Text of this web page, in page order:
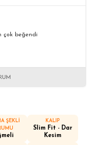
çok beğendi
ŞEKLİ
KALIP
Slim Fit - Dar
Kesim